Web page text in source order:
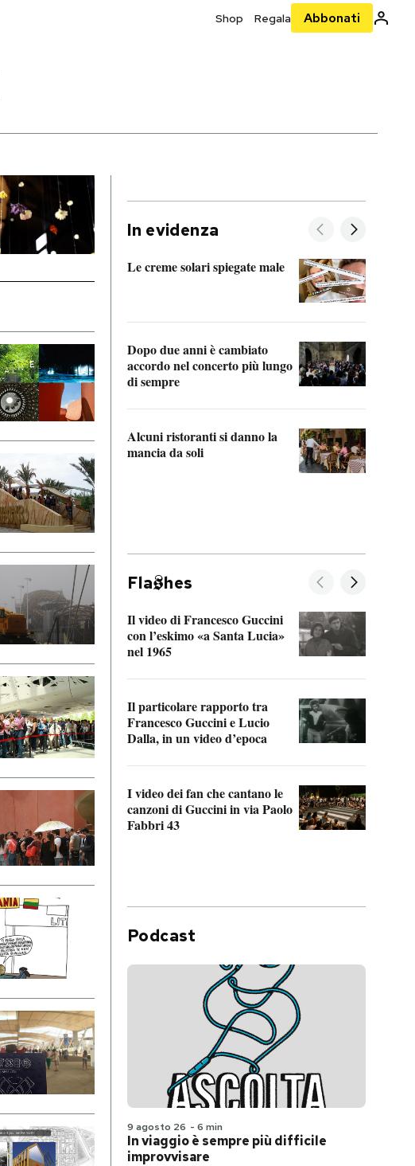
Shop Regala Abbonati
In evidenza
Le creme solari spiegate male
Dopo due anni è cambiato
accordo nel concerto più lungo
di sempre
Alcuni ristoranti si danno la
mancia da soli
Fla hes
Il video di Francesco Guccini
con l’eskimo «a Santa Lucia»
nel 1965
Il particolare rapporto tra
Francesco Guccini e Lucio
Dalla, in un video d’epoca
I video dei fan che cantano le
canzoni di Guccini in via Paolo
Fabbri 43
Podcast
9 agosto 26 - 6 min
In viaggio è sempre più difficile
improvvisare